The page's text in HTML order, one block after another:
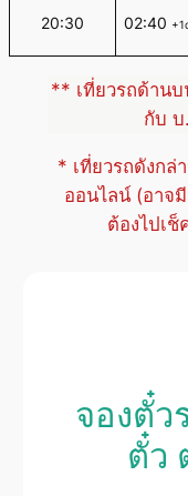
20:30 02:40
** เที่ยวรถด้าน
กับ
* เที่ยวรถดังกล่
ออนไลน์ (อาจ
ต้องไปเ
จองตั๋ว
ตั๋ว